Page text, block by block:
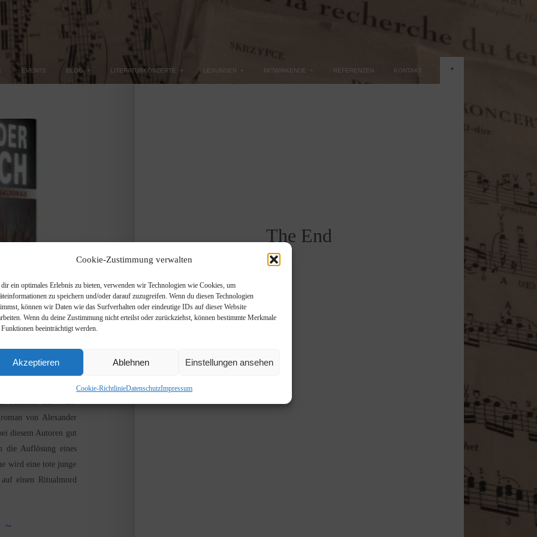
Cookie-Zustimmung verwalten
ein optimales Erlebnis zu bieten, verwenden wir Technologien wie Cookies, um
zu speichern und/oder darauf zuzugreifen. Wenn du diesen Technologien
können wir Daten wie das Surfverhalten oder eindeutige IDs auf dieser Website
Wenn du deine Zustimmung nicht erteilst oder zurückziehst, können bestimmte Merkmale
beeinträchtigt werden.
Akzeptieren Ablehnen Einstellungen ansehen
Cookie-RichtlinieDatenschutzImpressum
EVENTS BLOG+ LITERATURKONZERTE + LESUNGEN + MITWIRKENDE + REFERENZEN KONTAKT +
Bertsch
Sinfonie der Welt“
von Alexander
diesem Autoren gut
die Auflösung eines
wird eine tote junge
einen Ritualmord
~
The End